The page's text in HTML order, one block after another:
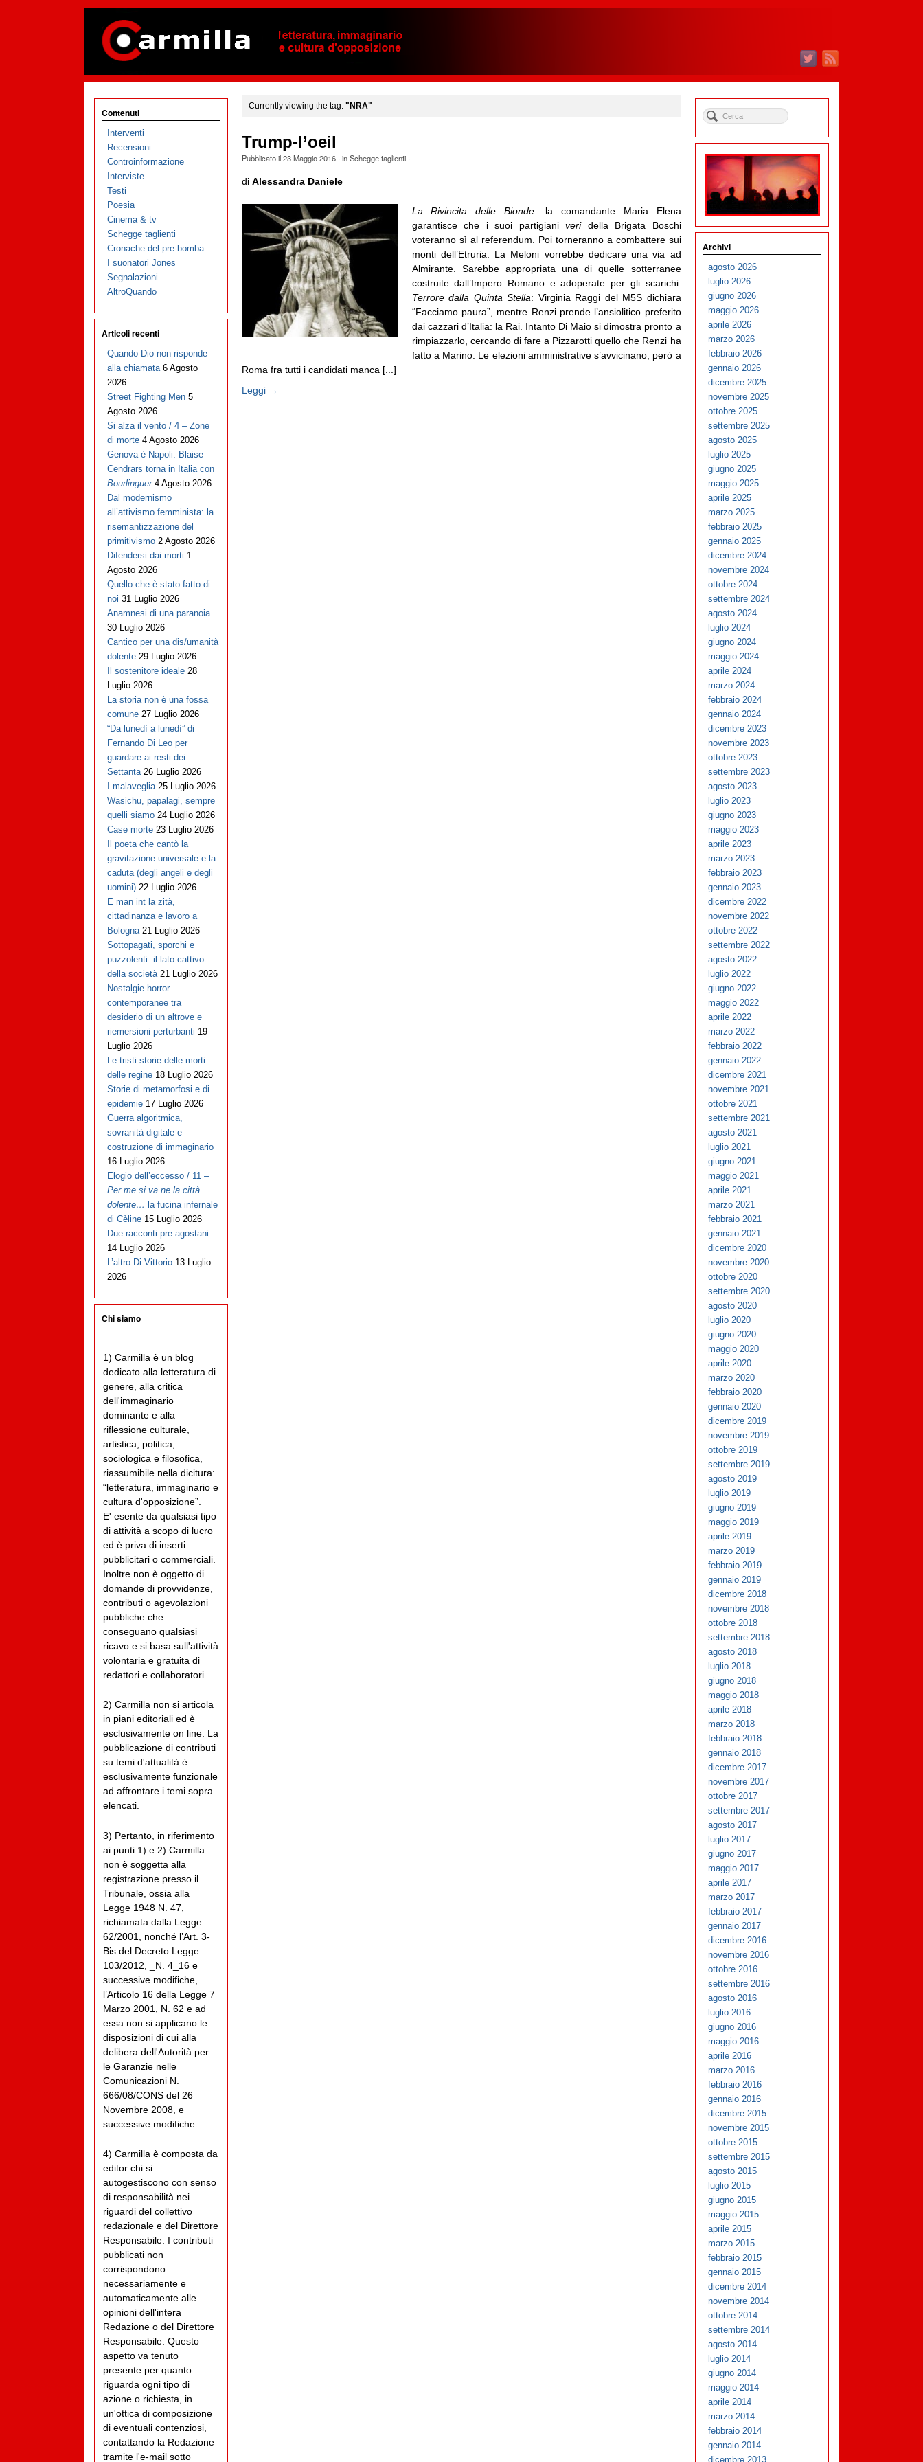
Currently viewing the tag: "NRA"
Trump-l’oeil
Pubblicato il23 Maggio 2016· inSchegge taglienti·
di Alessandra Daniele
La Rivincita delle Bionde: la comandante Maria Elena
garantisce che i suoi partigianiveridella Brigata Boschi
voteranno sì al referendum. Poi torneranno a combattere sui
monti dell’Etruria. La Meloni vorrebbe dedicare una via ad
Almirante. Sarebbe appropriata una di quelle sotterranee
costruite dall’Impero Romano e adoperate per gli scarichi.
Terrore dalla Quinta Stella: Virginia Raggi del M5S dichiara
“Facciamo paura”, mentre Renzi prende l’ansiolitico preferito
dai cazzari d’Italia: la Rai. Intanto Di Maio si dimostra pronto a
rimpiazzarlo, cercando di fare a Pizzarotti quello che Renzi ha
fatto a Marino. Le elezioni amministrative s’avvicinano, però a
Roma fra tutti i candidati manca [...]
Leggi →
Contenuti
Interventi
Recensioni
Controinformazione
Interviste
Testi
Poesia
Cinema & tv
Schegge taglienti
Cronache del pre-bomba
I suonatori Jones
Segnalazioni
AltroQuando
Articoli recenti
Quando Dio non risponde
alla chiamata 6 Agosto
2026
Street Fighting Men 5
Agosto 2026
Si alza il vento / 4 – Zone
di morte 4 Agosto 2026
Genova è Napoli: Blaise
Cendrars torna in Italia con
Bourlinguer 4 Agosto 2026
Dal modernismo
all’attivismo femminista: la
risemantizzazione del
primitivismo 2 Agosto 2026
Difendersi dai morti 1
Agosto 2026
Quello che è stato fatto di
noi 31 Luglio 2026
Anamnesi di una paranoia
30 Luglio 2026
Cantico per una dis/umanità
dolente 29 Luglio 2026
Il sostenitore ideale 28
Luglio 2026
La storia non è una fossa
comune 27 Luglio 2026
“Da lunedì a lunedì” di
Fernando Di Leo per
guardare ai resti dei
Settanta 26 Luglio 2026
I malaveglia 25 Luglio 2026
Wasichu, papalagi, sempre
quelli siamo 24 Luglio 2026
Case morte 23 Luglio 2026
Il poeta che cantò la
gravitazione universale e la
caduta (degli angeli e degli
uomini) 22 Luglio 2026
E man int la zità,
cittadinanza e lavoro a
Bologna 21 Luglio 2026
Sottopagati, sporchi e
puzzolenti: il lato cattivo
della società 21 Luglio 2026
Nostalgie horror
contemporanee tra
desiderio di un altrove e
riemersioni perturbanti 19
Luglio 2026
Le tristi storie delle morti
delle regine 18 Luglio 2026
Storie di metamorfosi e di
epidemie 17 Luglio 2026
Guerra algoritmica,
sovranità digitale e
costruzione di immaginario
16 Luglio 2026
Elogio dell’eccesso / 11 –
Per me si va ne la città
dolente… la fucina infernale
di Cèline 15 Luglio 2026
Due racconti pre agostani
14 Luglio 2026
L’altro Di Vittorio 13 Luglio
2026
Chi siamo
1) Carmilla è un blog
dedicato alla letteratura di
genere, alla critica
dell'immaginario
dominante e alla
riflessione culturale,
artistica, politica,
sociologica e filosofica,
riassumibile nella dicitura:
“letteratura, immaginario e
cultura d'opposizione”.
E' esente da qualsiasi tipo
di attività a scopo di lucro
ed è priva di inserti
pubblicitari o commerciali.
Inoltre non è oggetto di
domande di provvidenze,
contributi o agevolazioni
pubbliche che
conseguano qualsiasi
ricavo e si basa sull'attività
volontaria e gratuita di
redattori e collaboratori.
2) Carmilla non si articola
in piani editoriali ed è
esclusivamente on line. La
pubblicazione di contributi
su temi d'attualità è
esclusivamente funzionale
ad affrontare i temi sopra
elencati.
3) Pertanto, in riferimento
ai punti 1) e 2) Carmilla
non è soggetta alla
registrazione presso il
Tribunale, ossia alla
Legge 1948 N. 47,
richiamata dalla Legge
62/2001, nonché l’Art. 3-
Bis del Decreto Legge
103/2012, _N. 4_16 e
successive modifiche,
l’Articolo 16 della Legge 7
Marzo 2001, N. 62 e ad
essa non si applicano le
disposizioni di cui alla
delibera dell'Autorità per
le Garanzie nelle
Comunicazioni N.
666/08/CONS del 26
Novembre 2008, e
successive modifiche.
4) Carmilla è composta da
editor chi si
autogestiscono con senso
di responsabilità nei
riguardi del collettivo
redazionale e del Direttore
Responsabile. I contributi
pubblicati non
corrispondono
necessariamente e
automaticamente alle
opinioni dell'intera
Redazione o del Direttore
Responsabile. Questo
aspetto va tenuto
presente per quanto
riguarda ogni tipo di
azione o richiesta, in
un'ottica di composizione
di eventuali contenziosi,
contattando la Redazione
tramite l'e-mail sotto
Archivi
agosto 2026
luglio 2026
giugno 2026
maggio 2026
aprile 2026
marzo 2026
febbraio 2026
gennaio 2026
dicembre 2025
novembre 2025
ottobre 2025
settembre 2025
agosto 2025
luglio 2025
giugno 2025
maggio 2025
aprile 2025
marzo 2025
febbraio 2025
gennaio 2025
dicembre 2024
novembre 2024
ottobre 2024
settembre 2024
agosto 2024
luglio 2024
giugno 2024
maggio 2024
aprile 2024
marzo 2024
febbraio 2024
gennaio 2024
dicembre 2023
novembre 2023
ottobre 2023
settembre 2023
agosto 2023
luglio 2023
giugno 2023
maggio 2023
aprile 2023
marzo 2023
febbraio 2023
gennaio 2023
dicembre 2022
novembre 2022
ottobre 2022
settembre 2022
agosto 2022
luglio 2022
giugno 2022
maggio 2022
aprile 2022
marzo 2022
febbraio 2022
gennaio 2022
dicembre 2021
novembre 2021
ottobre 2021
settembre 2021
agosto 2021
luglio 2021
giugno 2021
maggio 2021
aprile 2021
marzo 2021
febbraio 2021
gennaio 2021
dicembre 2020
novembre 2020
ottobre 2020
settembre 2020
agosto 2020
luglio 2020
giugno 2020
maggio 2020
aprile 2020
marzo 2020
febbraio 2020
gennaio 2020
dicembre 2019
novembre 2019
ottobre 2019
settembre 2019
agosto 2019
luglio 2019
giugno 2019
maggio 2019
aprile 2019
marzo 2019
febbraio 2019
gennaio 2019
dicembre 2018
novembre 2018
ottobre 2018
settembre 2018
agosto 2018
luglio 2018
giugno 2018
maggio 2018
aprile 2018
marzo 2018
febbraio 2018
gennaio 2018
dicembre 2017
novembre 2017
ottobre 2017
settembre 2017
agosto 2017
luglio 2017
giugno 2017
maggio 2017
aprile 2017
marzo 2017
febbraio 2017
gennaio 2017
dicembre 2016
novembre 2016
ottobre 2016
settembre 2016
agosto 2016
luglio 2016
giugno 2016
maggio 2016
aprile 2016
marzo 2016
febbraio 2016
gennaio 2016
dicembre 2015
novembre 2015
ottobre 2015
settembre 2015
agosto 2015
luglio 2015
giugno 2015
maggio 2015
aprile 2015
marzo 2015
febbraio 2015
gennaio 2015
dicembre 2014
novembre 2014
ottobre 2014
settembre 2014
agosto 2014
luglio 2014
giugno 2014
maggio 2014
aprile 2014
marzo 2014
febbraio 2014
gennaio 2014
dicembre 2013